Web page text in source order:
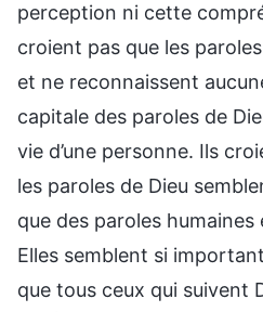
perception ni cette
croient pas que les
et ne reconnaissent
capitale des paroles de
vie d’une personne. Ils
les paroles de Dieu
que des paroles
Elles semblent si
que tous ceux qui suivent